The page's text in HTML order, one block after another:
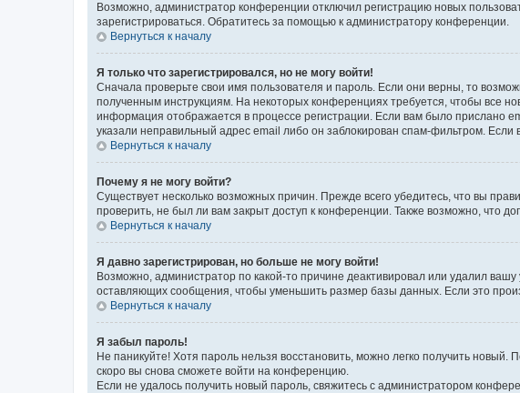
Возможно, администратор конференции отключил регистрацию новых
зарегистрироваться. Обратитесь за помощью к администратору конференции.
Вернуться к началу
Я только что зарегистрировался, но не могу войти!
Сначала проверьте свои имя пользователя и пароль. Если они верны, то
полученным инструкциям. На некоторых конференциях требуется, чтобы все
информация отображается в процессе регистрации. Если вам было прислано
указали неправильный адрес email либо он заблокирован спам-фильтром.
Вернуться к началу
Почему я не могу войти?
Существует несколько возможных причин. Прежде всего убедитесь, что вы
проверить, не был ли вам закрыт доступ к конференции. Также возможно, что
Вернуться к началу
Я давно зарегистрирован, но больше не могу войти!
Возможно, администратор по какой-то причине деактивировал или удалил
оставляющих сообщения, чтобы уменьшить размер базы данных. Если это
Вернуться к началу
Я забыл пароль!
Не паникуйте! Хотя пароль нельзя восстановить, можно легко получить
скоро вы снова сможете войти на конференцию.
Если не удалось получить новый пароль, свяжитесь с администратором